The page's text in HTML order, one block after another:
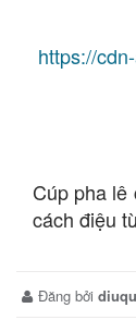
https://
Cúp pha
cách điệu
Đăng bởi